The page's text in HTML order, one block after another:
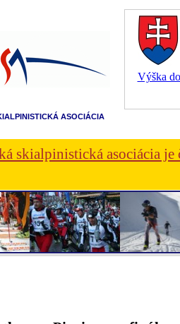
Výška
ASOCIÁCIA
skialpinistická asociácia